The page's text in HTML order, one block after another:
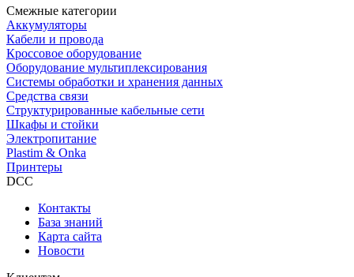
Смежные категории
Аккумуляторы
Кабели и провода
Кроссовое оборудование
Оборудование мультиплексирования
Системы обработки и хранения данных
Средства связи
Структурированные кабельные сети
Шкафы и стойки
Электропитание
Plastim & Onka
Принтеры
DCC
Контакты
База знаний
Карта сайта
Новости